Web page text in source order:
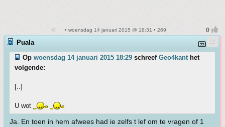
• woensdag 14 januari 2015 @ 18:31 • 269
Puala
Op woensdag 14 januari 2015 18:29 schreef Geo4kanthet
volgende:
[..]
U wot
Ja. En toen in hem afwees had ie zelfs t lef om te vragen of 1